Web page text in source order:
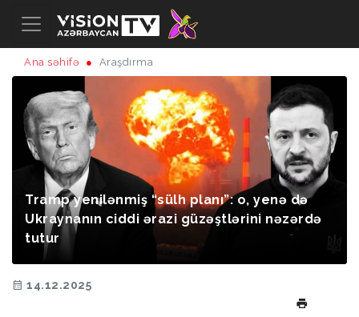
Ana səhifə Araşdırma
Tramp yenilənmiş “sülh planı”: o, yenə də
Ukraynanın ciddi ərazi güzəştlərini nəzərdə
tutur
14.12.2025